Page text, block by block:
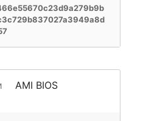
AMI BIOS